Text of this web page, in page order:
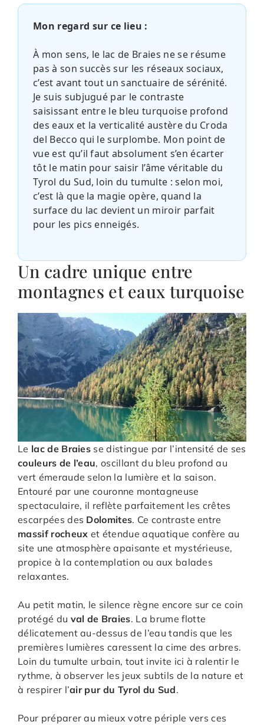
Mon regard sur ce lieu :
À mon sens, le lac de Braies ne se résume
pas à son succès sur les réseaux sociaux,
c’est avant tout un sanctuaire de sérénité.
Je suis subjugué par le contraste
saisissant entre le bleu turquoise profond
des eaux et la verticalité austère du Croda
del Becco qui le surplombe. Mon point de
vue est qu’il faut absolument s’en écarter
tôt le matin pour saisir l’âme véritable du
Tyrol du Sud, loin du tumulte : selon moi,
c’est là que la magie opère, quand la
surface du lac devient un miroir parfait
pour les pics enneigés.
Un cadre unique entre
montagnes et eaux turquoise
Le lac de Braies se distingue par l’intensité de ses
couleurs de l’eau, oscillant du bleu profond au
vert émeraude selon la lumière et la saison.
Entouré par une couronne montagneuse
spectaculaire, il reflète parfaitement les crêtes
escarpées des Dolomites. Ce contraste entre
massif rocheux et étendue aquatique confère au
site une atmosphère apaisante et mystérieuse,
propice à la contemplation ou aux balades
relaxantes.
Au petit matin, le silence règne encore sur ce coin
protégé du val de Braies. La brume flotte
délicatement au-dessus de l’eau tandis que les
premières lumières caressent la cime des arbres.
Loin du tumulte urbain, tout invite ici à ralentir le
rythme, à observer les jeux subtils de la nature et
à respirer l’air pur du Tyrol du Sud.
Pour préparer au mieux votre périple vers ces